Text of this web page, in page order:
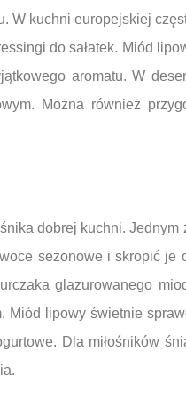
W kuchni europejskiej
do sałatek. Miód
aromatu. W
Można również
dobrej kuchni. Jednym
sezonowe i skropić je
glazurowanego
Miód lipowy świetnie
Dla miłośników